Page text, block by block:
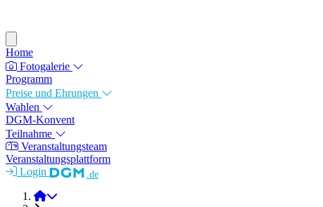
Home
Fotogalerie
Programm
Preise und Ehrungen
Wahlen
DGM-Konvent
Teilnahme
Veranstaltungsteam
Veranstaltungsplattform
Login
.de
DGM-Tag 2025